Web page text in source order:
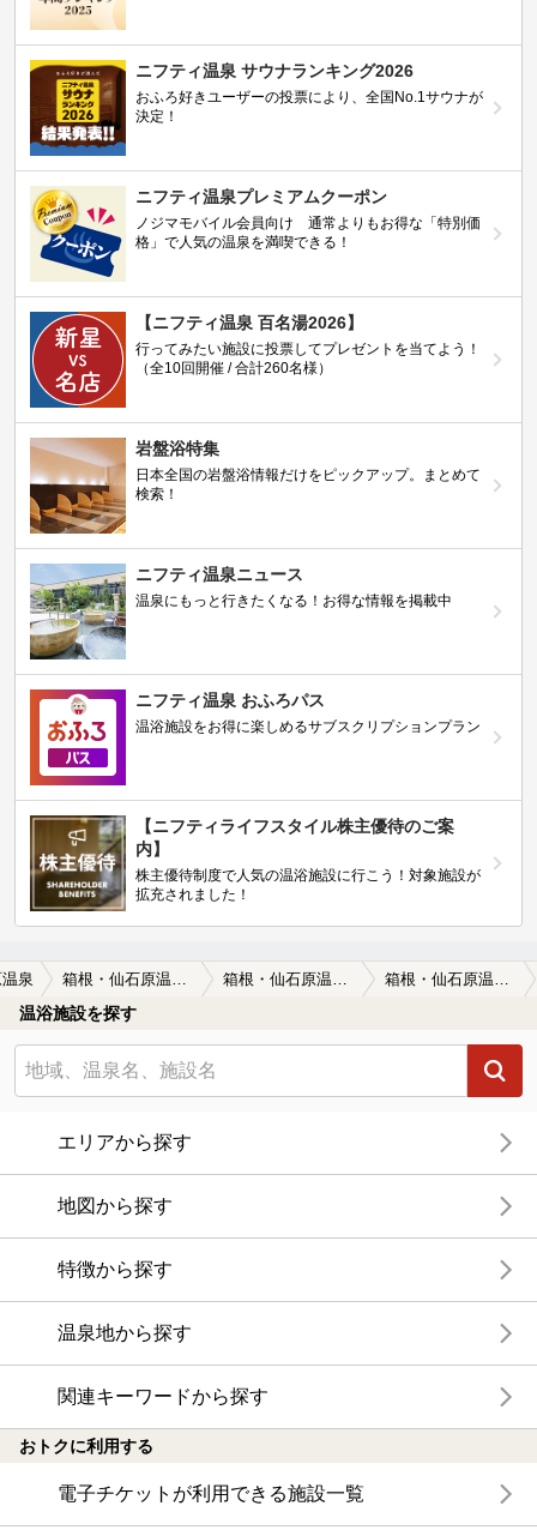
ニフティ温泉 サウナランキング2026
おふろ好きユーザーの投票により、全国No.1サウナが
決定！
ニフティ温泉プレミアムクーポン
ノジマモバイル会員向け 通常よりもお得な「特別価
格」で人気の温泉を満喫できる！
【ニフティ温泉 百名湯2026】
行ってみたい施設に投票してプレゼントを当てよう！
（全10回開催 / 合計260名様）
岩盤浴特集
日本全国の岩盤浴情報だけをピックアップ。まとめて
検索！
ニフティ温泉ニュース
温泉にもっと行きたくなる！お得な情報を掲載中
ニフティ温泉 おふろパス
温浴施設をお得に楽しめるサブスクリプションプラン
【ニフティライフスタイル株主優待のご案
内】
株主優待制度で人気の温浴施設に行こう！対象施設が
拡充されました！
泉
温浴施設を探す
エリアから探す
地図から探す
特徴から探す
温泉地から探す
関連キーワードから探す
おトクに利用する
電子チケットが利用できる施設一覧